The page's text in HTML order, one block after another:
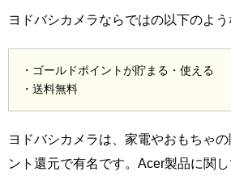
ヨドバシカメラならではの以下のよう
・ゴールドポイントが貯まる・使える
・送料無料
ヨドバシカメラは、家電やおもちゃ
ント還元で有名です。Acer製品に関